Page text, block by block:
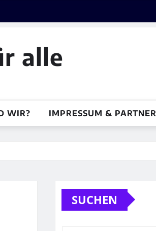
alle
WIR? IMPRESSUM & PARTNER
SUCHEN